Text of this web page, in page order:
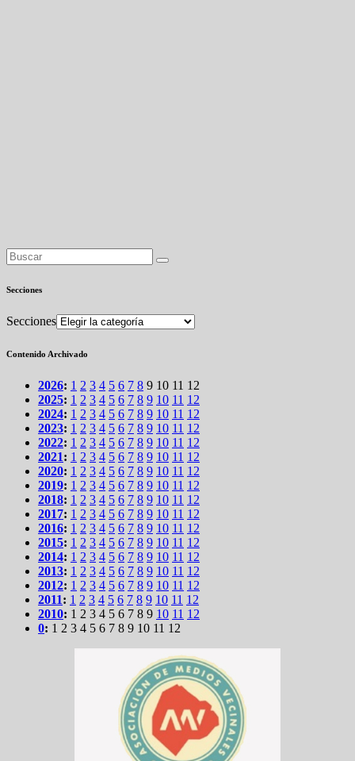
Secciones
Secciones
Contenido Archivado
2026: 1 2 3 4 5 6 7 8 9 10 11 12
2025: 1 2 3 4 5 6 7 8 9 10 11 12
2024: 1 2 3 4 5 6 7 8 9 10 11 12
2023: 1 2 3 4 5 6 7 8 9 10 11 12
2022: 1 2 3 4 5 6 7 8 9 10 11 12
2021: 1 2 3 4 5 6 7 8 9 10 11 12
2020: 1 2 3 4 5 6 7 8 9 10 11 12
2019: 1 2 3 4 5 6 7 8 9 10 11 12
2018: 1 2 3 4 5 6 7 8 9 10 11 12
2017: 1 2 3 4 5 6 7 8 9 10 11 12
2016: 1 2 3 4 5 6 7 8 9 10 11 12
2015: 1 2 3 4 5 6 7 8 9 10 11 12
2014: 1 2 3 4 5 6 7 8 9 10 11 12
2013: 1 2 3 4 5 6 7 8 9 10 11 12
2012: 1 2 3 4 5 6 7 8 9 10 11 12
2011: 1 2 3 4 5 6 7 8 9 10 11 12
2010: 1 2 3 4 5 6 7 8 9 10 11 12
0: 1 2 3 4 5 6 7 8 9 10 11 12